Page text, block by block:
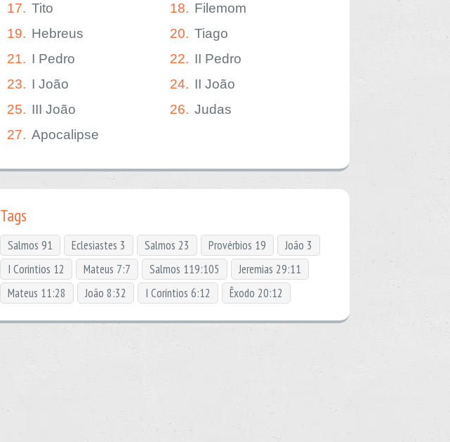
17. Tito 18. Filemom
19. Hebreus 20. Tiago
21. I Pedro 22. II Pedro
23. I João 24. II João
25. III João 26. Judas
27. Apocalipse
Tags
Salmos 91 Eclesiastes 3 Salmos 23 Provérbios 19
João 3
I Coríntios 12
Mateus 7:7 Salmos 119:105
Jeremias 29:11
Mateus 11:28
João 8:32 I Coríntios 6:12 Êxodo 20:12